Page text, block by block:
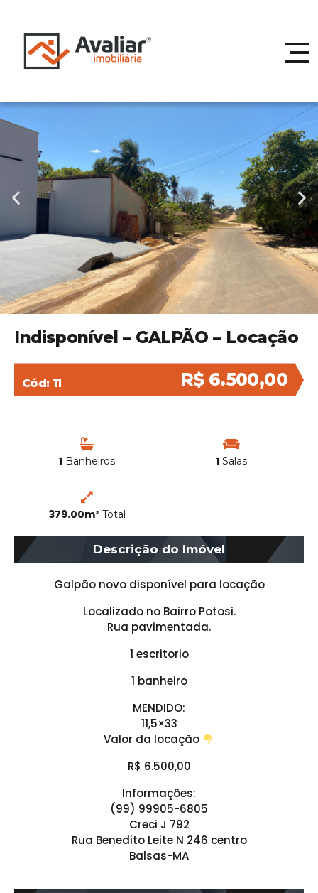
Indisponível – GALPÃO – Locação
R$ 6.500,00
Cód: 11
1Banheiros 1 Salas
379.00m²Total
Descrição do Imóvel
Galpão novo disponível para locação
Localizado no Bairro Potosi.
Rua pavimentada.
1 escritorio
1 banheiro
MENDIDO:
11,5×33
Valor da locação
R$ 6.500,00
Informações:
(99) 99905-6805
Creci J 792
Rua Benedito Leite N 246 centro
Balsas-MA